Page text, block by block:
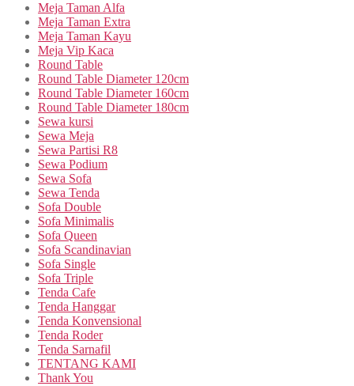
Meja Taman Alfa
Meja Taman Extra
Meja Taman Kayu
Meja Vip Kaca
Round Table
Round Table Diameter 120cm
Round Table Diameter 160cm
Round Table Diameter 180cm
Sewa kursi
Sewa Meja
Sewa Partisi R8
Sewa Podium
Sewa Sofa
Sewa Tenda
Sofa Double
Sofa Minimalis
Sofa Queen
Sofa Scandinavian
Sofa Single
Sofa Triple
Tenda Cafe
Tenda Hanggar
Tenda Konvensional
Tenda Roder
Tenda Sarnafil
TENTANG KAMI
Thank You